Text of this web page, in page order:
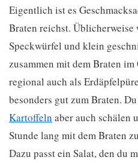
Eigentlich ist es
Braten reichst. Üblicherweise
Speckwürfel und klein
zusammen mit dem Braten im
regional auch als
besonders gut zum Braten.
Kartoffeln aber auch schälen
Stunde lang mit dem Braten
Dazu passt ein Salat, den du